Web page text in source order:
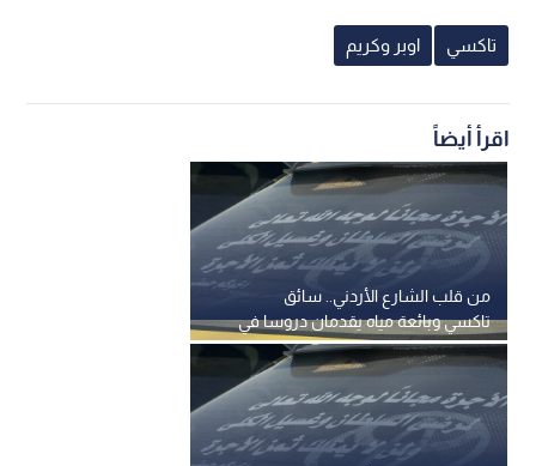
تاكسي اوبر وكريم
اقرأ أيضاً
من قلب الشارع الأردني.. سائق
تاكسي وبائعة مياه يقدمان دروسا في
الإنسانية